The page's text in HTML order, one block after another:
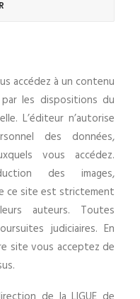
accédez à un contenu
les dispositions du
L’éditeur n’autorise
des données,
vous accédez.
des images,
ce site est strictement
auteurs. Toutes
judiciaires. En
site vous acceptez de